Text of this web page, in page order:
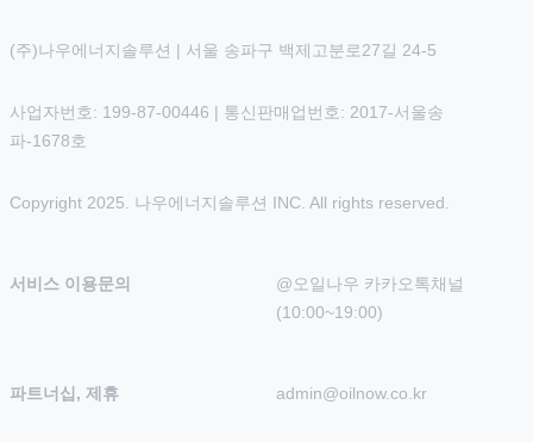
(주)나우에너지솔루션 | 서울 송파구 백제고분로27길 24-5
사업자번호: 199-87-00446 | 통신판매업번호: 2017-서울송
파-1678호
Copyright 2025. 나우에너지솔루션 INC. All rights reserved.
서비스 이용문의
@오일나우 카카오톡채널
(10:00~19:00)
파트너십, 제휴 admin@oilnow.co.kr